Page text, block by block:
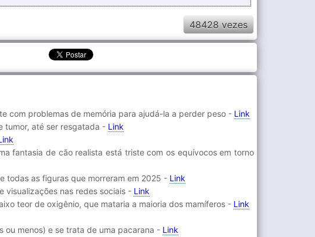
48428 vezes
com problemas de memória para ajudá-la a perder peso - Link
tumor, até ser resgatada - Link
fantasia de cão realista está triste com os equívocos em torno
todas as figuras que morreram em 2025 - Link
visualizações nas redes sociais - Link
teor de oxigênio, que mataria a maioria dos mamíferos - Link
ou menos) e se trata de uma pacarana - Link